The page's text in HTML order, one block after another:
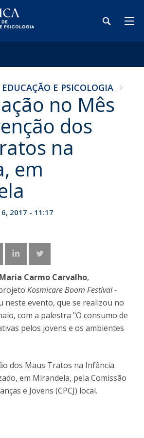
E PSICOLOGIA
no Mês
dos
na
em
2017 - 11:17
Maria Carmo Carvalho,
Kosmicare Boom Festival -
neste evento, que se realizou no
com a palestra "O consumo de
pelos jovens e os ambientes
dos Maus Tratos na Infância
em Mirandela, pela Comissão
e Jovens (CPCJ) local.